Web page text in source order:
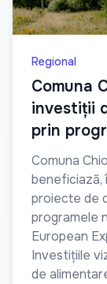
Regional
Comuna
investiții
prin
Comuna
beneficiază,
proiecte de
programele
European
Investițiile
de